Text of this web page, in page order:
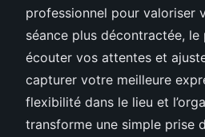
professionnel pour valoriser
séance plus décontractée,
écouter vos attentes et
capturer votre meilleure
flexibilité dans le lieu et
transforme une simple prise